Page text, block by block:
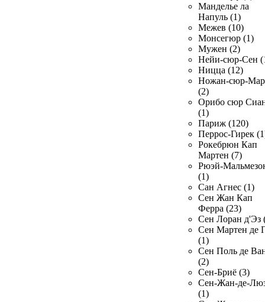
Манделье ла
Напуль (1)
Межев (10)
Монсегюр (1)
Мужен (2)
Нейи-сюр-Сен
Ницца (12)
Ножан-сюр-
(2)
Орибо сюр
(1)
Париж (120)
Перрос-Гирек
Рокебрюн Кап
Мартен (7)
Рюэй-
(1)
Сан Агнес (1)
Сен Жан Кап
Ферра (23)
Сен Лоран д'Эз
Сен Мартен де
(1)
Сен Поль де
(2)
Сен-Бриё (3)
Сен-Жан-де-
(1)